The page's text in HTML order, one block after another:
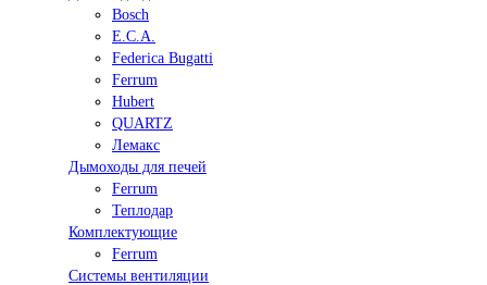
Bosch
E.C.A.
Federica Bugatti
Ferrum
Hubert
QUARTZ
Лемакс
Дымоходы для печей
Ferrum
Теплодар
Комплектующие
Ferrum
Системы вентиляции